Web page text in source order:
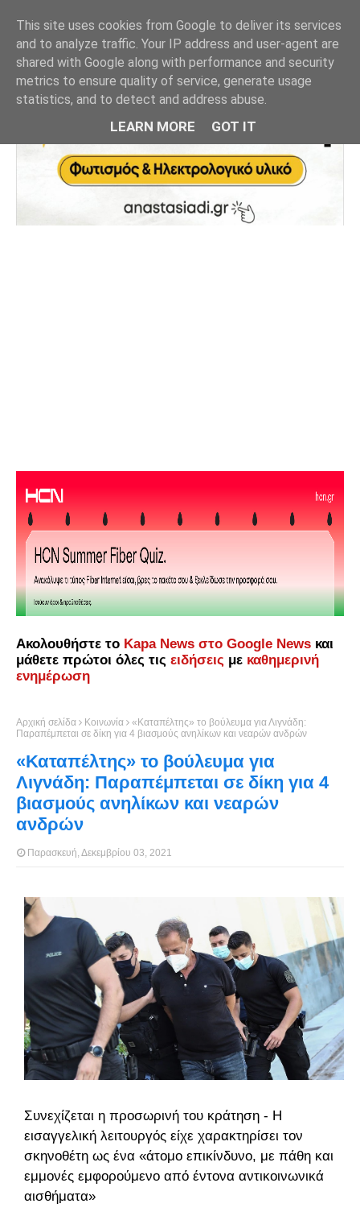
Ακολουθήστε το Kapa News στο Google News και
μάθετε πρώτοι όλες τις ειδήσεις με καθημερινή
ενημέρωση
Αρχική σελίδα Κοινωνία
«Καταπέλτης» το βούλευμα για Λιγνάδη:
Παραπέμπεται σε δίκη για 4 βιασμούς ανηλίκων και νεαρών ανδρών
«Καταπέλτης» το βούλευμα για
Λιγνάδη: Παραπέμπεται σε δίκη για 4
βιασμούς ανηλίκων και νεαρών
ανδρών
Παρασκευή, Δεκεμβρίου 03, 2021
Συνεχίζεται η προσωρινή του κράτηση - Η
εισαγγελική λειτουργός είχε χαρακτηρίσει τον
σκηνοθέτη ως ένα «άτομο επικίνδυνο, με πάθη και
εμμονές εμφορούμενο από έντονα αντικοινωνικά
αισθήματα»
This site uses cookies from Google to deliver its services
and to analyze traffic. Your IP address and user-agent are
shared with Google along with performance and security
metrics to ensure quality of service, generate usage
statistics, and to detect and address abuse.
LEARN MORE GOT IT